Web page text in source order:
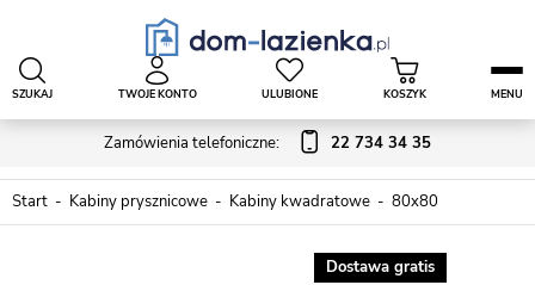
Zamówienia telefoniczne: 22 734 34 35
SZUKAJ TWOJE KONTO ULUBIONE KOSZYK MENU
Start Kabiny prysznicowe Kabiny kwadratowe 80x80
Dostawa gratis